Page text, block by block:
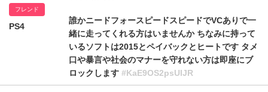
フレンド
PS4
誰かニードフォースピードスピードでVCありで一
緒に走ってくれる方はいませんか ちなみに持って
いるソフトは2015とペイバックとヒートです タメ
口や暴言や社会のマナーを守れない方は即座にブ
ロックします #KaE9OS2psUlJR